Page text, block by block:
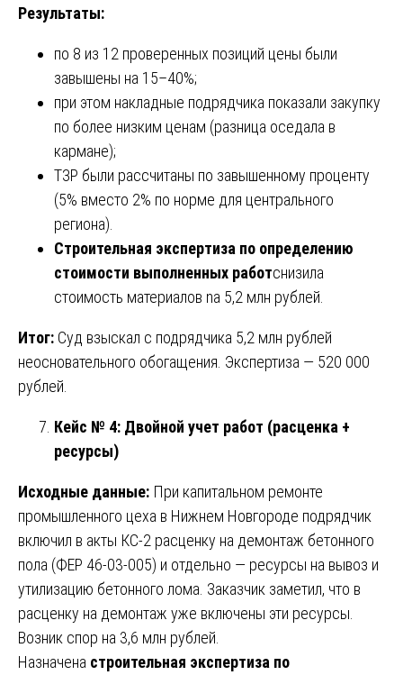
Результаты:
по 8 из 12 проверенных позиций цены были
завышены на 15–40%;
при этом накладные подрядчика показали закупку
по более низким ценам (разница оседала в
кармане);
ТЗР были рассчитаны по завышенному проценту
(5% вместо 2% по норме для центрального
региона).
Строительная экспертиза по определению
стоимости выполненных работснизила
стоимость материалов na 5,2 млн рублей.
Итог: Суд взыскал с подрядчика 5,2 млн рублей
неосновательного обогащения. Экспертиза — 520 000
рублей.
Кейс № 4: Двойной учет работ (расценка +
ресурсы)
Исходные данные: При капитальном ремонте
промышленного цеха в Нижнем Новгороде подрядчик
включил в акты КС-2 расценку на демонтаж бетонного
пола (ФЕР 46-03-005) и отдельно — ресурсы на вывоз и
утилизацию бетонного лома. Заказчик заметил, что в
расценку на демонтаж уже включены эти ресурсы.
Возник спор на 3,6 млн рублей.
Назначена строительная экспертиза по